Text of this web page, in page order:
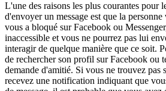
L'une des raisons les plus courantes pour
d'envoyer un message est que la
vous a bloqué sur Facebook ou
inaccessible et vous ne pourrez pas lui
interagir de quelque manière que ce soit.
de rechercher son profil sur Facebook ou
demande d'amitié. Si vous ne trouvez pas
recevez une notification indiquant que